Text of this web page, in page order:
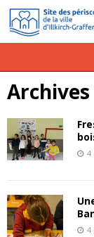
Archives
4
4